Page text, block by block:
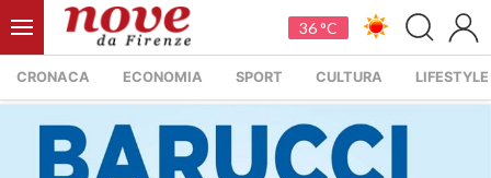
36 °C
CRONACA ECONOMIA SPORT CULTURA LIFESTYLE